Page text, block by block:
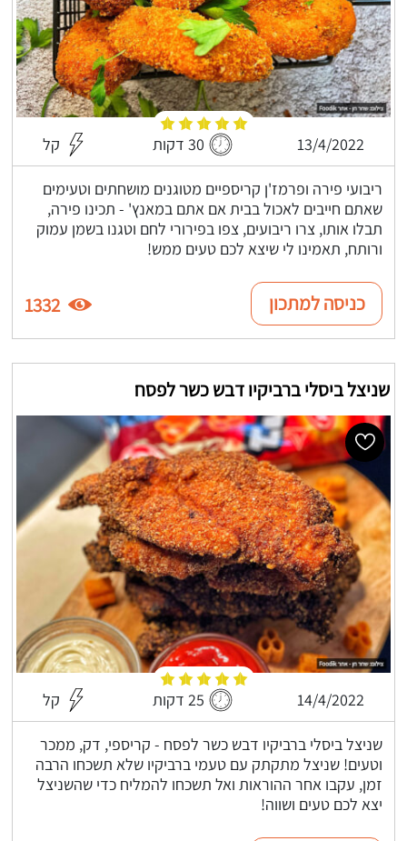
13/4/2022 30 דקות קל
ריבועי פירה ופרמז'ן קריספיים מטוגנים מושחתים וטעימים
שאתם חייבים לאכול בבית אם אתם במאנץ' - תכינו פירה,
תבלו אותו, צרו ריבועים, צפו בפירורי לחם וטגנו בשמן עמוק
ורותח, תאמינו לי שיצא לכם טעים ממש!
כניסה למתכון 1332
שניצל ביסלי ברביקיו דבש כשר לפסח
14/4/2022 25 דקות קל
שניצל ביסלי ברביקיו דבש כשר לפסח - קריספי, דק, ממכר
וטעים! שניצל מתקתק עם טעמי ברביקיו שלא תשכחו הרבה
זמן, עקבו אחר ההוראות ואל תשכחו להמליח כדי שהשניצל
יצא לכם טעים ושווה!